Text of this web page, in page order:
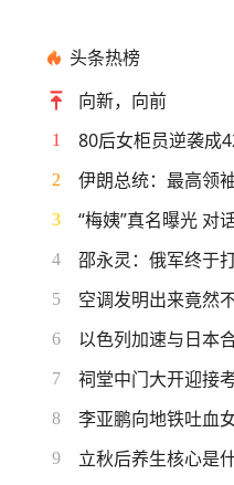
头条热榜
向新，向前
1 80后女柜员逆袭成
2
3 “梅姨”真名曝光 对
4 邵永灵：俄军终于
5 空调发明出来竟然
6 以色列加速与日本
7 祠堂中门大开迎接
8 李亚鹏向地铁吐血
9 立秋后养生核心是